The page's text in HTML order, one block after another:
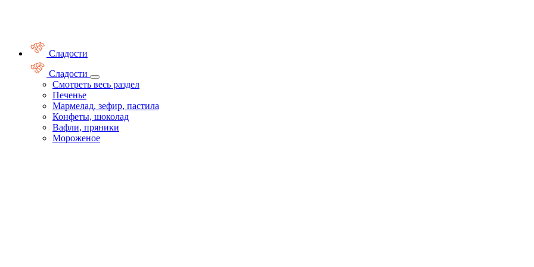
Сладости
Сладости
Смотреть весь раздел
Печенье
Мармелад, зефир, пастила
Конфеты, шоколад
Вафли, пряники
Мороженое